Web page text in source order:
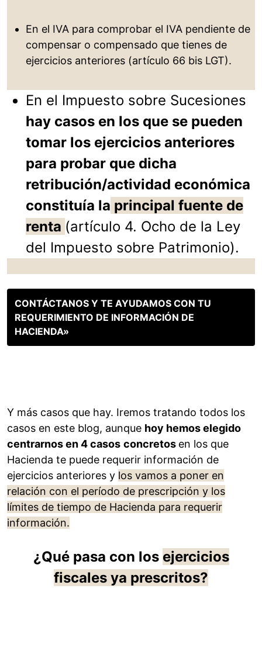
En el IVA para comprobar el IVA pendiente de
compensar o compensado que tienes de
ejercicios anteriores (artículo 66 bis LGT).
En el Impuesto sobre Sucesiones
hay casos en los que se pueden
tomar los ejercicios anteriores
para probar que dicha
retribución/actividad económica
constituía la principal fuente de
renta (artículo 4. Ocho de la Ley
del Impuesto sobre Patrimonio).
CONTÁCTANOS Y TE AYUDAMOS CON TU
REQUERIMIENTO DE INFORMACIÓN DE
HACIENDA»
Y más casos que hay. Iremos tratando todos los
casos en este blog, aunque hoy hemos elegido
centrarnos en 4 casos concretos en los que
Hacienda te puede requerir información de
ejercicios anteriores y los vamos a poner en
relación con el período de prescripción y los
límites de tiempo de Hacienda para requerir
información.
¿Qué pasa con los ejercicios
fiscales ya prescritos?